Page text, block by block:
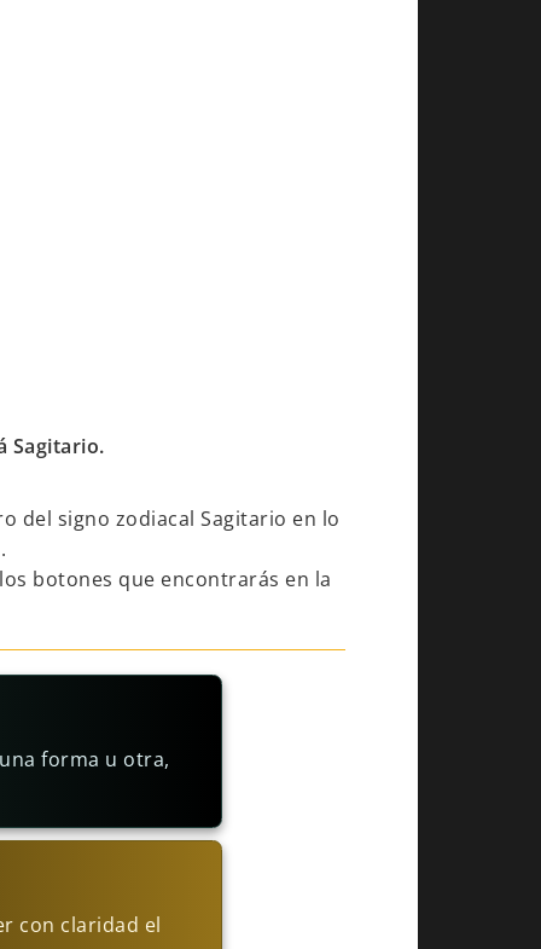
Sagitario.
del signo zodiacal Sagitario en lo
.
botones que encontrarás en la
forma u otra,
con claridad el